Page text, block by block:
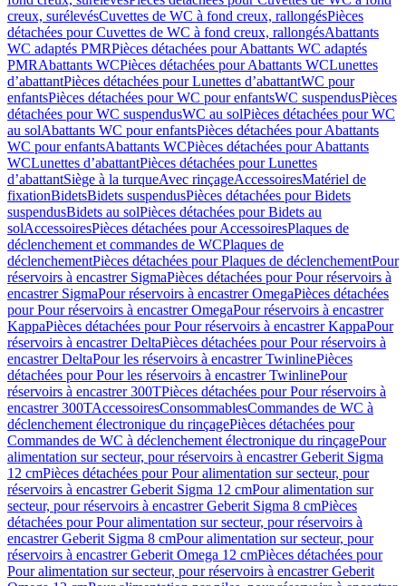
creux, surélevésCuvettes de WC à fond creux, rallongésPièces
détachées pour Cuvettes de WC à fond creux, rallongésAbattants
WC adaptés PMRPièces détachées pour Abattants WC adaptés
PMRAbattants WCPièces détachées pour Abattants WCLunettes
d’abattantPièces détachées pour Lunettes d’abattantWC pour
enfantsPièces détachées pour WC pour enfantsWC suspendusPièces
détachées pour WC suspendusWC au solPièces détachées pour WC
au solAbattants WC pour enfantsPièces détachées pour Abattants
WC pour enfantsAbattants WCPièces détachées pour Abattants
WCLunettes d’abattantPièces détachées pour Lunettes
d’abattantSiège à la turqueAvec rinçageAccessoiresMatériel de
fixationBidetsBidets suspendusPièces détachées pour Bidets
suspendusBidets au solPièces détachées pour Bidets au
solAccessoiresPièces détachées pour AccessoiresPlaques de
déclenchement et commandes de WCPlaques de
déclenchementPièces détachées pour Plaques de déclenchementPour
réservoirs à encastrer SigmaPièces détachées pour Pour réservoirs à
encastrer SigmaPour réservoirs à encastrer OmegaPièces détachées
pour Pour réservoirs à encastrer OmegaPour réservoirs à encastrer
KappaPièces détachées pour Pour réservoirs à encastrer KappaPour
réservoirs à encastrer DeltaPièces détachées pour Pour réservoirs à
encastrer DeltaPour les réservoirs à encastrer TwinlinePièces
détachées pour Pour les réservoirs à encastrer TwinlinePour
réservoirs à encastrer 300TPièces détachées pour Pour réservoirs à
encastrer 300TAccessoiresConsommablesCommandes de WC à
déclenchement électronique du rinçagePièces détachées pour
Commandes de WC à déclenchement électronique du rinçagePour
alimentation sur secteur, pour réservoirs à encastrer Geberit Sigma
12 cmPièces détachées pour Pour alimentation sur secteur, pour
réservoirs à encastrer Geberit Sigma 12 cmPour alimentation sur
secteur, pour réservoirs à encastrer Geberit Sigma 8 cmPièces
détachées pour Pour alimentation sur secteur, pour réservoirs à
encastrer Geberit Sigma 8 cmPour alimentation sur secteur, pour
réservoirs à encastrer Geberit Omega 12 cmPièces détachées pour
Pour alimentation sur secteur, pour réservoirs à encastrer Geberit